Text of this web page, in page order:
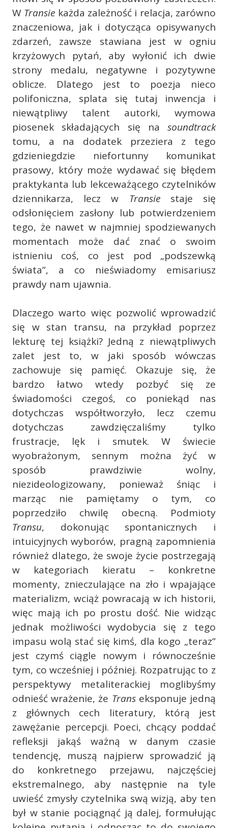
W Transie każda zależność i relacja, zarówno
znaczeniowa, jak i dotycząca opisywanych
zdarzeń, zawsze stawiana jest w ogniu
krzyżowych pytań, aby wyłonić ich dwie
strony medalu, negatywne i pozytywne
oblicze. Dlatego jest to poezja nieco
polifoniczna, splata się tutaj inwencja i
niewątpliwy talent autorki, wymowa
piosenek składających się na soundtrack
tomu, a na dodatek przeziera z tego
gdzieniegdzie niefortunny komunikat
prasowy, który może wydawać się błędem
praktykanta lub lekceważącego czytelników
dziennikarza, lecz w Transie staje się
odsłonięciem zasłony lub potwierdzeniem
tego, że nawet w najmniej spodziewanych
momentach może dać znać o swoim
istnieniu coś, co jest pod „podszewką
świata”, a co nieświadomy emisariusz
prawdy nam ujawnia.
Dlaczego warto więc pozwolić wprowadzić
się w stan transu, na przykład poprzez
lekturę tej książki? Jedną z niewątpliwych
zalet jest to, w jaki sposób wówczas
zachowuje się pamięć. Okazuje się, że
bardzo łatwo wtedy pozbyć się ze
świadomości czegoś, co poniekąd nas
dotychczas współtworzyło, lecz czemu
dotychczas zawdzięczaliśmy tylko
frustracje, lęk i smutek. W świecie
wyobrażonym, sennym można żyć w
sposób prawdziwie wolny,
niezideologizowany, ponieważ śniąc i
marząc nie pamiętamy o tym, co
poprzedziło chwilę obecną. Podmioty
Transu, dokonując spontanicznych i
intuicyjnych wyborów, pragną zapomnienia
również dlatego, że swoje życie postrzegają
w kategoriach kieratu – konkretne
momenty, znieczulające na zło i wpajające
materializm, wciąż powracają w ich historii,
więc mają ich po prostu dość. Nie widząc
jednak możliwości wydobycia się z tego
impasu wolą stać się kimś, dla kogo „teraz”
jest czymś ciągle nowym i równocześnie
tym, co wcześniej i później. Rozpatrując to z
perspektywy metaliterackiej moglibyśmy
odnieść wrażenie, że Trans eksponuje jedną
z głównych cech literatury, którą jest
zawężanie percepcji. Poeci, chcący poddać
refleksji jakąś ważną w danym czasie
tendencję, muszą najpierw sprowadzić ją
do konkretnego przejawu, najczęściej
ekstremalnego, aby następnie na tyle
uwieść zmysły czytelnika swą wizją, aby ten
był w stanie pociągnąć ją dalej, formułując